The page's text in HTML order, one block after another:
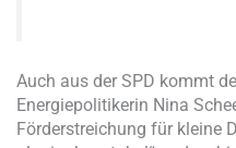
Auch aus der SPD kommt
Energiepolitikerin Nina
Förderstreichung für kleine